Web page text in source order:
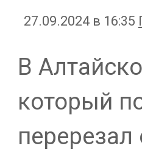
27.09.2024 в 16:35
В
который